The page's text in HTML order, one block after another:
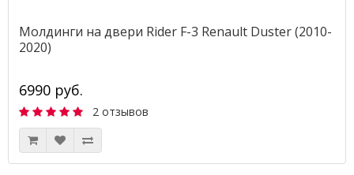
Молдинги на двери Rider F-3 Renault Duster (2010-
2020)
6990 руб.
2 отзывов